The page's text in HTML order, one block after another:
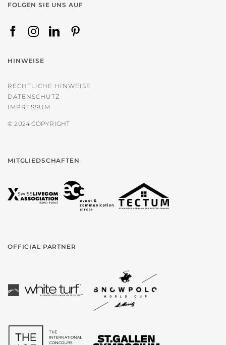
FOLGEN SIE UNS AUF
HINWEISE
RECHTLICHE HINWEISE
DATENSCHUTZ
IMPRESSUM
© 2024 COPYRIGHT
MITGLIEDSCHAFTEN
OFFICIAL PARTNER